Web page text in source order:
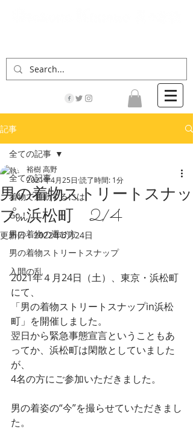
記事
全ての記事
着物で通勤するには
Go！
男の着物の選び方
男の着物ストリートスナップ
入間の乱
全ての記事
男の着物ストリートスナッ
プin浜松町 2/4
裕樹 高野
2021年4月25日 読了時間: 1分
更新日：2022年6月24日
2021年４月24日（土）、東京・浜松町
にて、
「男の着物ストリートスナップin浜松
町」を開催しました。
翌日から緊急事態宣言ということもあ
ってか、浜松町は閑散としていました
が、
4名の方にご参加いただきました。
男の着姿の“今”を撮らせていただきまし
た。